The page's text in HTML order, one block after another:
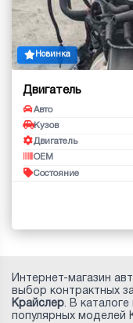
Новинка
Двигатель
Авто
Кузов
Двигатель
OEM
Состояние
Интернет-магазин
выбор контрактных
Крайслер. В
популярных моделей